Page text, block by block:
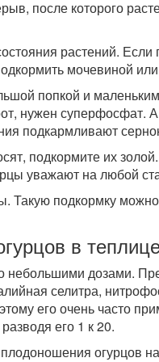
после которого
растений. Если
мочевиной
попкой и
нужен суперфосфат. А
подкармливают
подкормите их
уважают на любой
Такую подкормку
в
небольшими дозами.
селитра,
его очень часто
его 1 к 20.
огурцов